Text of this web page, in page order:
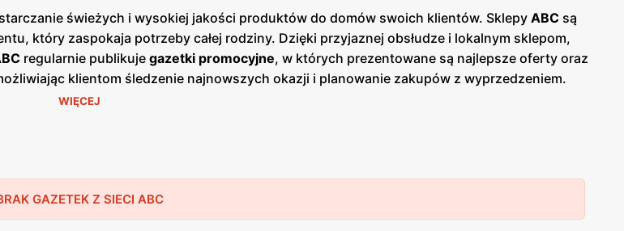
świeżych i wysokiej jakości produktów do domów swoich klientów. Sklepy ABC są
który zaspokaja potrzeby całej rodziny. Dzięki przyjaznej obsłudze i lokalnym sklepom,
regularnie publikuje gazetki promocyjne, w których prezentowane są najlepsze oferty oraz
klientom śledzenie najnowszych okazji i planowanie zakupów z wyprzedzeniem.
online na stronie internetowej sieci. Jednym z kluczowych atutów sieci
oraz sezonowe wyprzedaże, które umożliwiają dodatkowe oszczędności. Sieć stawia
wśród stałych klientów. Sieć
to elementy, które przyciągają do sklepówABCszerokie grono zadowolonych klientów,
WIĘCEJ
GAZETEK Z SIECI ABC